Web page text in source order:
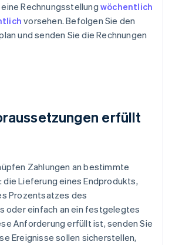
Rechnungsstellung wöchentlich
vorsehen. Befolgen Sie den
und senden Sie die Rechnungen
erfüllt
Zahlungen an bestimmte
die Lieferung eines Endprodukts,
Prozentsatzes des
oder einfach an ein festgelegtes
Anforderung erfüllt ist, senden Sie
Ereignisse sollen sicherstellen,